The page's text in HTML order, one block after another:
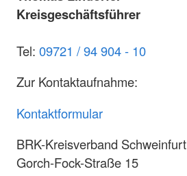
Kreisgeschäftsführer
Tel: 09721 / 94 904 - 10
Zur Kontaktaufnahme:
Kontaktformular
BRK-Kreisverband Schweinfurt
Gorch-Fock-Straße 15